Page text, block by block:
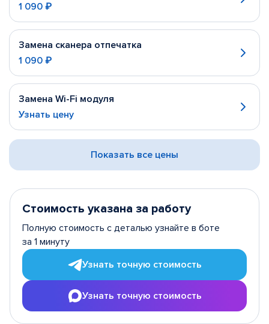
1 090 ₽
Замена сканера отпечатка
1 090 ₽
Замена Wi-Fi модуля
Узнать цену
Показать все цены
Стоимость указана за работу
Полную стоимость с деталью узнайте в боте
за 1 минуту
Узнать точную стоимость
Узнать точную стоимость